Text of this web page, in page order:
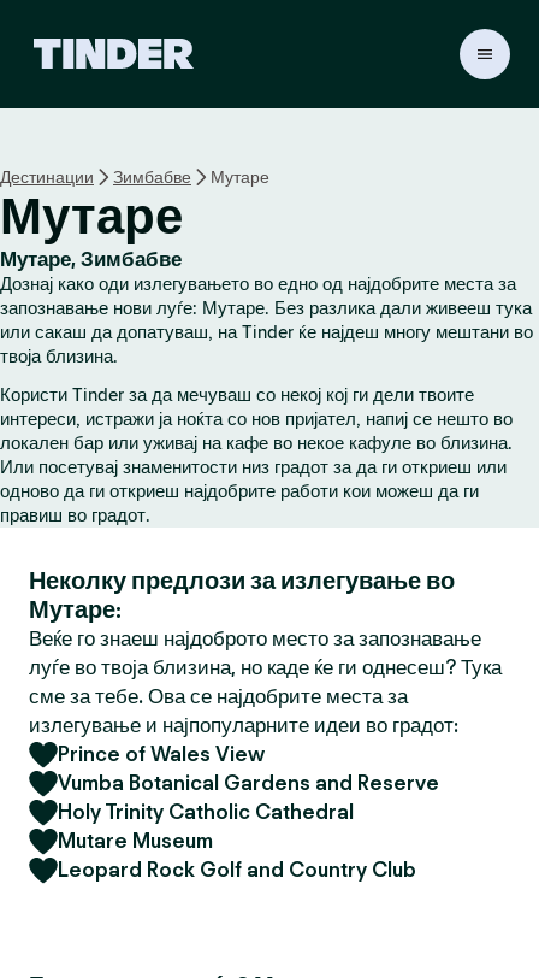
r
e
Дестинации Зимбабве Мутаре
Мутаре
Мутаре, Зимбабве
Дознај како оди излегувањето во едно од најдобрите места за
запознавање нови луѓе: Мутаре. Без разлика дали живееш тука
или сакаш да допатуваш, на Tinder ќе најдеш многу мештани во
твоја близина.
Користи Tinder за да мечуваш со некој кој ги дели твоите
интереси, истражи ја ноќта со нов пријател, напиј се нешто во
локален бар или уживај на кафе во некое кафуле во близина.
Или посетувај знаменитости низ градот за да ги откриеш или
одново да ги откриеш најдобрите работи кои можеш да ги
правиш во градот.
Неколку предлози за излегување во
Мутаре:
Веќе го знаеш најдоброто место за запознавање
луѓе во твоја близина, но каде ќе ги однесеш? Тука
сме за тебе. Ова се најдобрите места за
излегување и најпопуларните идеи во градот:
Prince of Wales View
Vumba Botanical Gardens and Reserve
Holy Trinity Catholic Cathedral
Mutare Museum
Leopard Rock Golf and Country Club